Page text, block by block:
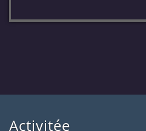
Activitée